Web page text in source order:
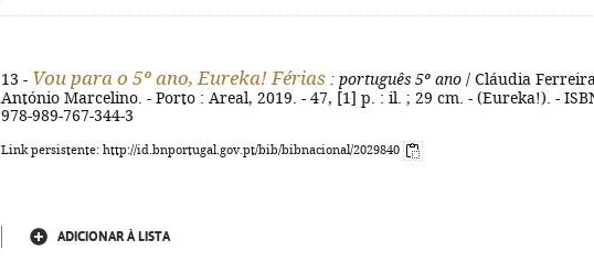
13 - Vou para o 5º ano, Eureka! Férias : português 5º ano / Cláudia
António Marcelino. - Porto : Areal, 2019. - 47, [1] p. : il. ; 29 cm. - (Eureka!). -
978-989-767-344-3
Link persistente: http://id.bnportugal.gov.pt/bib/bibnacional/2029840
ADICIONAR À LISTA